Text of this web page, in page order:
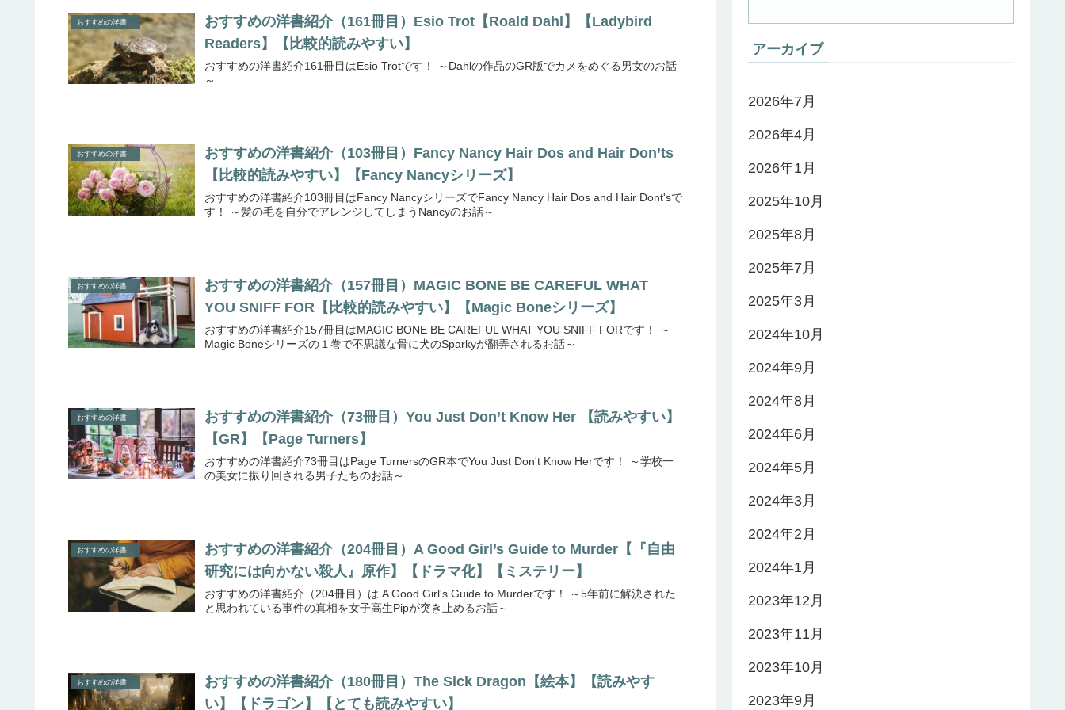
おすすめの洋書
おすすめの洋書紹介（161冊目）Esio Trot【Roald Dahl】【Ladybird
Readers】【比較的読みやすい】
おすすめの洋書紹介161冊目はEsio Trotです！ ～Dahlの作品のGR版でカメをめぐる男女のお話
～
おすすめの洋書
おすすめの洋書紹介（103冊目）Fancy Nancy Hair Dos and Hair Don’ts
【比較的読みやすい】【Fancy Nancyシリーズ】
おすすめの洋書紹介103冊目はFancy NancyシリーズでFancy Nancy Hair Dos and Hair Dont'sで
す！ ～髪の毛を自分でアレンジしてしまうNancyのお話～
おすすめの洋書
おすすめの洋書紹介（157冊目）MAGIC BONE BE CAREFUL WHAT
YOU SNIFF FOR【比較的読みやすい】【Magic Boneシリーズ】
おすすめの洋書紹介157冊目はMAGIC BONE BE CAREFUL WHAT YOU SNIFF FORです！ ～
Magic Boneシリーズの１巻で不思議な骨に犬のSparkyが翻弄されるお話～
おすすめの洋書
おすすめの洋書紹介（73冊目）You Just Don’t Know Her 【読みやすい】
【GR】【Page Turners】
おすすめの洋書紹介73冊目はPage TurnersのGR本でYou Just Don't Know Herです！ ～学校一
の美女に振り回される男子たちのお話～
おすすめの洋書
おすすめの洋書紹介（204冊目）A Good Girl’s Guide to Murder【『自由
研究には向かない殺人』原作】【ドラマ化】【ミステリー】
おすすめの洋書紹介（204冊目）は A Good Girl's Guide to Murderです！ ～5年前に解決された
と思われている事件の真相を女子高生Pipが突き止めるお話～
おすすめの洋書
おすすめの洋書紹介（180冊目）The Sick Dragon【絵本】【読みやす
い】【ドラゴン】【とても読みやすい】
アーカイブ
2026年7月
2026年4月
2026年1月
2025年10月
2025年8月
2025年7月
2025年3月
2024年10月
2024年9月
2024年8月
2024年6月
2024年5月
2024年3月
2024年2月
2024年1月
2023年12月
2023年11月
2023年10月
2023年9月